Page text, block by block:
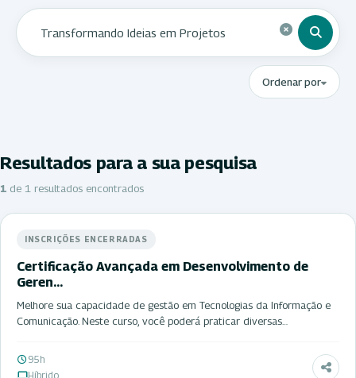
Ordenar por
Resultados para a sua pesquisa
1 de 1 resultados encontrados
INSCRIÇÕES ENCERRADAS
Certificação Avançada em Desenvolvimento de
Geren…
Melhore sua capacidade de gestão em Tecnologias da Informação e
Comunicação. Neste curso, você poderá praticar diversas…
95h
Híbrido